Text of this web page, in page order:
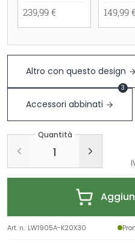
239,99 € 149,99 €
Altro con questo design
Accessori abbinati
3
Quantità
Art. n.: LW1905A-K20X30